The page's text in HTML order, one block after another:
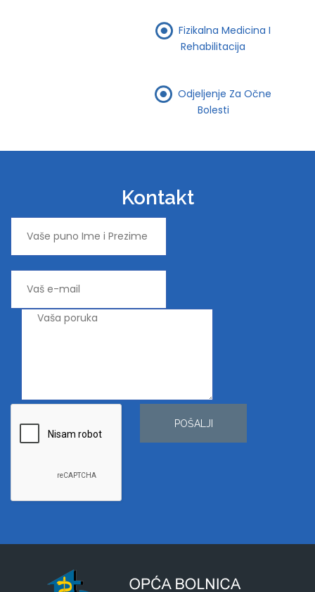
Fizikalna Medicina I
Rehabilitacija
Odjeljenje Za Očne
Bolesti
Kontakt
POŠALJI